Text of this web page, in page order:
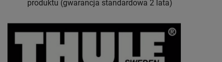
produktu (gwarancja standardowa 2 lata)